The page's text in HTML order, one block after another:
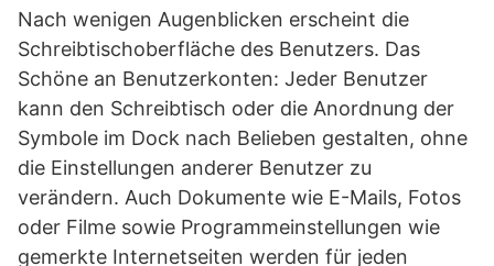
Nach wenigen Augenblicken erscheint die
Schreibtischoberfläche des Benutzers. Das
Schöne an Benutzerkonten: Jeder Benutzer
kann den Schreibtisch oder die Anordnung der
Symbole im Dock nach Belieben gestalten, ohne
die Einstellungen anderer Benutzer zu
verändern. Auch Dokumente wie E-Mails, Fotos
oder Filme sowie Programmeinstellungen wie
gemerkte Internetseiten werden für jeden